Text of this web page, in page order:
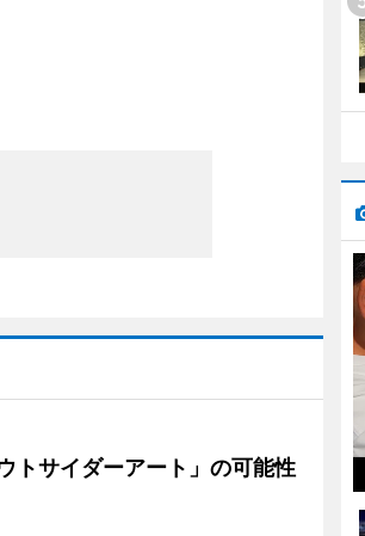
トサイダーアート」の可能性